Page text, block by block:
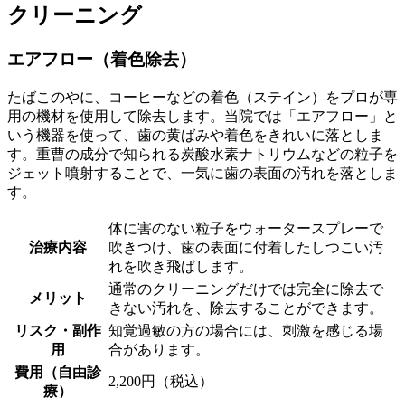
クリーニング
エアフロー（着色除去）
たばこのやに、コーヒーなどの着色（ステイン）をプロが専
用の機材を使用して除去します。当院では「エアフロー」と
いう機器を使って、歯の黄ばみや着色をきれいに落としま
す。重曹の成分で知られる炭酸水素ナトリウムなどの粒子を
ジェット噴射することで、一気に歯の表面の汚れを落としま
す。
治療内容
体に害のない粒子をウォータースプレーで
吹きつけ、歯の表面に付着したしつこい汚
れを吹き飛ばします。
メリット
通常のクリーニングだけでは完全に除去で
きない汚れを、除去することができます。
リスク・副作
用
知覚過敏の方の場合には、刺激を感じる場
合があります。
費用（自由診
療）
2,200円（税込）